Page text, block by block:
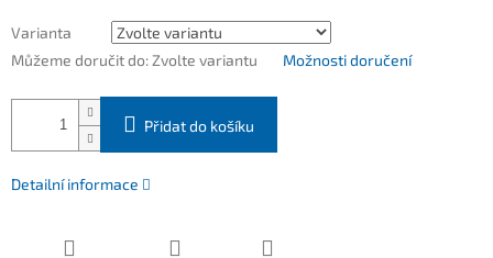
Varianta
Můžeme doručit do: Zvolte variantu Možnosti doručení
Přidat do košíku
Detailní informace